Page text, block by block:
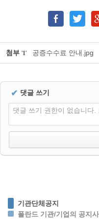
첨부 '1' 공증수수료 안내.jpg
✔ 댓글 쓰기
댓글 쓰기 권한이 없습니다.
기관단체공지
폴란드 기관/기업의 공지